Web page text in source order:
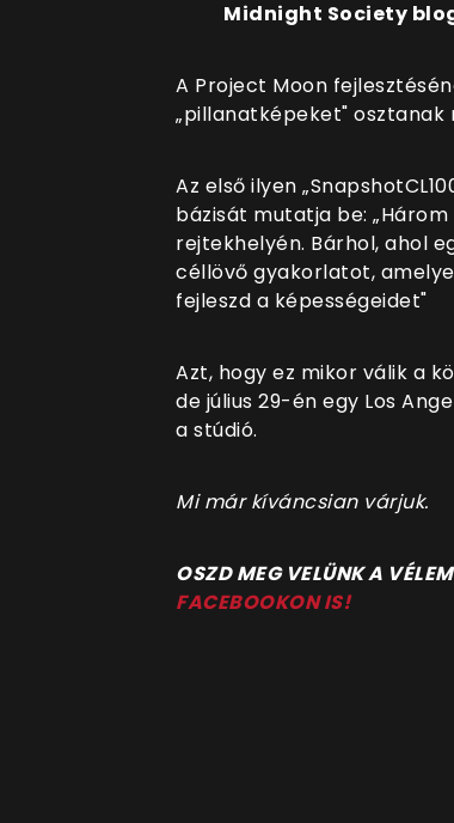
Midnight Society
A Project Moon
„pillanatképeket" osztanak
Az első ilyen
bázisát mutatja be:
rejtekhelyén. Bárhol, ahol
céllövő gyakorlatot,
fejleszd a képességeidet"
Azt, hogy ez mikor válik a
de július 29-én egy Los
a stúdió.
Mi már kíváncsian várjuk.
OSZD MEG VELÜNK A
FACEBOOKON IS!